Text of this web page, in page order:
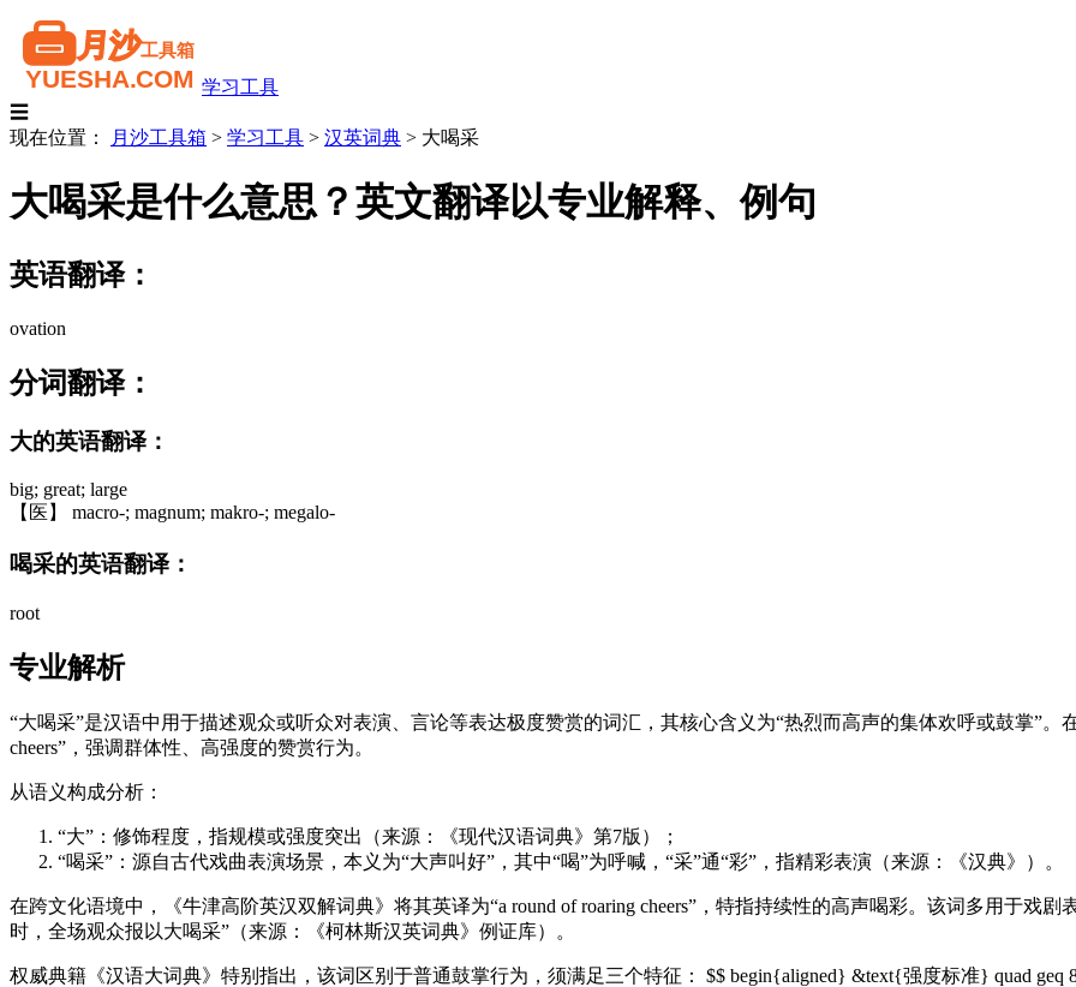
学习工具
☰
现在位置：
月沙工具箱 > 学习工具 > 汉英词典 > 大喝采
大喝采是什么意思？英文翻译以专业解释、例句
英语翻译：
ovation
分词翻译：
大的英语翻译：
big; great; large
【医】 macro-; magnum; makro-; megalo-
喝采的英语翻译：
root
专业解析
“大喝采”是汉语中用于描述观众或听众对表演、言论等表达极度赞赏的词汇，其核心含义为“热烈而高声的集体欢呼或鼓掌”。在
cheers”，强调群体性、高强度的赞赏行为。
从语义构成分析：
“大”：修饰程度，指规模或强度突出（来源：《现代汉语词典》第7版）；
“喝采”：源自古代戏曲表演场景，本义为“大声叫好”，其中“喝”为呼喊，“采”通“彩”，指精彩表演（来源：《汉典》）。
在跨文化语境中，《牛津高阶英汉双解词典》将其英译为“a round of roaring cheers”，特指持续性的高声喝彩。该词多用于戏
时，全场观众报以大喝采”（来源：《柯林斯汉英词典》例证库）。
权威典籍《汉语大词典》特别指出，该词区别于普通鼓掌行为，须满足三个特征： $$ begin{aligned} &text{强度标准} quad